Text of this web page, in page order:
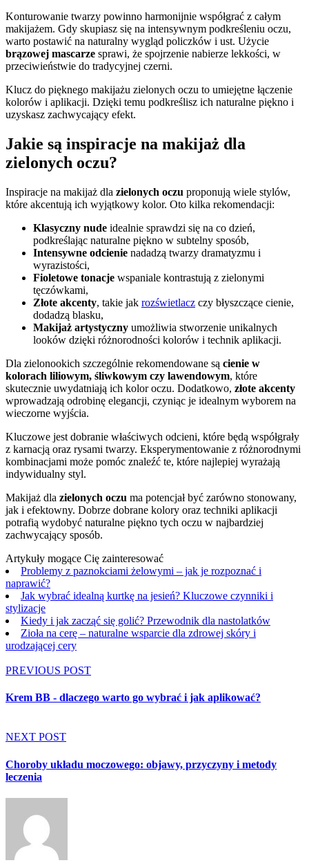
Konturowanie twarzy powinno harmonijnie współgrać z całym
makijażem. Gdy skupiasz się na intensywnym podkreśleniu oczu,
warto postawić na naturalny wygląd policzków i ust. Użycie
brązowej mascarze sprawi, że spojrzenie nabierze lekkości, w
przeciwieństwie do tradycyjnej czerni.
Klucz do pięknego makijażu zielonych oczu to umiejętne łączenie
kolorów i aplikacji. Dzięki temu podkreślisz ich naturalne piękno i
uzyskasz zachwycający efekt.
Jakie są inspiracje na makijaż dla
zielonych oczu?
Inspiracje na makijaż dla zielonych oczu proponują wiele stylów,
które akcentują ich wyjątkowy kolor. Oto kilka rekomendacji:
Klasyczny nude idealnie sprawdzi się na co dzień,
podkreślając naturalne piękno w subtelny sposób,
Intensywne odcienie nadadzą twarzy dramatyzmu i
wyrazistości,
Fioletowe tonacje wspaniale kontrastują z zielonymi
tęczówkami,
Złote akcenty, takie jak rozświetlacz czy błyszczące cienie,
dodadzą blasku,
Makijaż artystyczny umożliwia stworzenie unikalnych
looków dzięki różnorodności kolorów i technik aplikacji.
Dla zielonookich szczególnie rekomendowane są cienie w
kolorach liliowym, śliwkowym czy lawendowym, które
skutecznie uwydatniają ich kolor oczu. Dodatkowo, złote akcenty
wprowadzają odrobinę elegancji, czyniąc je idealnym wyborem na
wieczorne wyjścia.
Kluczowe jest dobranie właściwych odcieni, które będą współgrały
z karnacją oraz rysami twarzy. Eksperymentowanie z różnorodnymi
kombinacjami może pomóc znaleźć te, które najlepiej wyrażają
indywidualny styl.
Makijaż dla zielonych oczu ma potencjał być zarówno stonowany,
jak i efektowny. Dobrze dobrane kolory oraz techniki aplikacji
potrafią wydobyć naturalne piękno tych oczu w najbardziej
zachwycający sposób.
Artykuły mogące Cię zainteresować
Problemy z paznokciami żelowymi – jak je rozpoznać i
naprawić?
Jak wybrać idealną kurtkę na jesień? Kluczowe czynniki i
stylizacje
Kiedy i jak zacząć się golić? Przewodnik dla nastolatków
Zioła na cerę – naturalne wsparcie dla zdrowej skóry i
urodzającej cery
PREVIOUS POST
Krem BB - dlaczego warto go wybrać i jak aplikować?
NEXT POST
Choroby układu moczowego: objawy, przyczyny i metody
leczenia